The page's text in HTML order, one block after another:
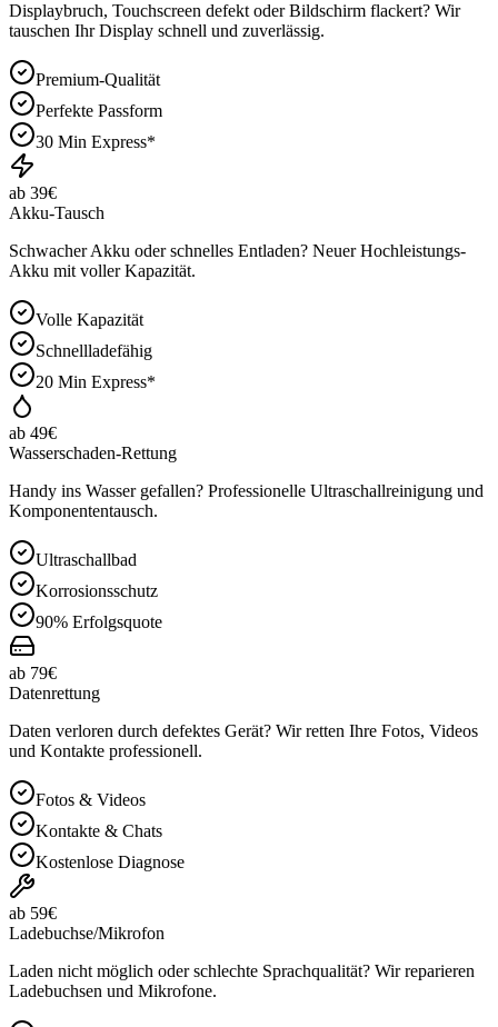
Displaybruch, Touchscreen defekt oder Bildschirm flackert? Wir
tauschen Ihr Display schnell und zuverlässig.
Premium-Qualität
Perfekte Passform
30 Min Express*
ab 39€
Akku-Tausch
Schwacher Akku oder schnelles Entladen? Neuer Hochleistungs-
Akku mit voller Kapazität.
Volle Kapazität
Schnellladefähig
20 Min Express*
ab 49€
Wasserschaden-Rettung
Handy ins Wasser gefallen? Professionelle Ultraschallreinigung und
Komponententausch.
Ultraschallbad
Korrosionsschutz
90% Erfolgsquote
ab 79€
Datenrettung
Daten verloren durch defektes Gerät? Wir retten Ihre Fotos, Videos
und Kontakte professionell.
Fotos & Videos
Kontakte & Chats
Kostenlose Diagnose
ab 59€
Ladebuchse/Mikrofon
Laden nicht möglich oder schlechte Sprachqualität? Wir reparieren
Ladebuchsen und Mikrofone.